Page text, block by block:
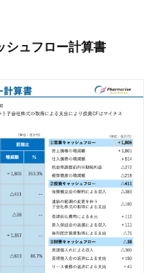
ュフロー計算書